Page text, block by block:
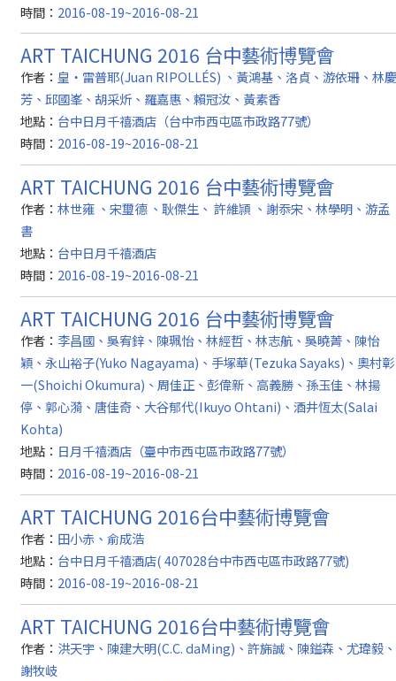
時間： 2016-08-19~2016-08-21
ART TAICHUNG 2016 台中藝術博覽會
作者： 皇‧雷普耶(Juan RIPOLLÉS) 、黃鴻基、洛貞、游依珊、林慶
芳、邱國峯、胡采炘、羅嘉惠、賴冠汝、黃素香
地點： 台中日月千禧酒店（台中市西屯區市政路77號）
時間： 2016-08-19~2016-08-21
ART TAICHUNG 2016 台中藝術博覽會
作者： 林世雍 、宋璽德 、耿傑生、 許維頴 、謝忝宋、林學明、游孟
書
地點： 台中日月千禧酒店
時間： 2016-08-19~2016-08-21
ART TAICHUNG 2016 台中藝術博覽會
作者： 李昌國、吳宥鋅、陳珮怡、林經哲、林志航、吳曉菁、陳怡
穎、永山裕子(Yuko Nagayama)、手塚華(Tezuka Sayaks)、奧村彰
一(Shoichi Okumura)、周佳正、彭偉新、高義勝、孫玉佳、林揚
停、郭心漪、唐佳奇、大谷郁代(Ikuyo Ohtani)、酒井恆太(Salai
Kohta)
地點： 日月千禧酒店（臺中市西屯區市政路77號）
時間： 2016-08-19~2016-08-21
ART TAICHUNG 2016台中藝術博覽會
作者： 田小赤、俞成浩
地點： 台中日月千禧酒店( 407028台中市西屯區市政路77號)
時間： 2016-08-19~2016-08-21
ART TAICHUNG 2016台中藝術博覽會
作者： 洪天宇、陳建大明(C.C. daMing)、許旆誠、陳鎰森、尤瑋毅、
謝牧岐